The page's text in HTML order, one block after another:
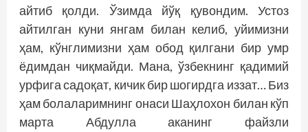
айтиб қолди. Ўзимда йўқ қувондим. Устоз
айтилган куни янгам билан келиб, уйимизни
ҳам, кўнг­лимизни ҳам обод қилгани бир умр
ёдимдан чиқмайди. Мана, ўзбекнинг қадимий
урфига садоқат, кичик бир шогирдга иззат… Биз
ҳам болаларимнинг онаси Шаҳлохон билан кўп
марта Абдулла аканинг файзли